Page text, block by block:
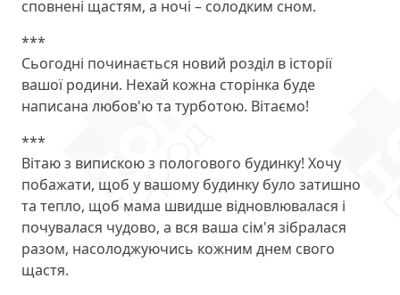
сповнені щастям, а ночі – солодким сном.
***
Сьогодні починається новий розділ в історії
вашої родини. Нехай кожна сторінка буде
написана любов'ю та турботою. Вітаємо!
***
Вітаю з випискою з пологового будинку! Хочу
побажати, щоб у вашому будинку було затишно
та тепло, щоб мама швидше відновлювалася і
почувалася чудово, а вся ваша сім'я зібралася
разом, насолоджуючись кожним днем свого
щастя.